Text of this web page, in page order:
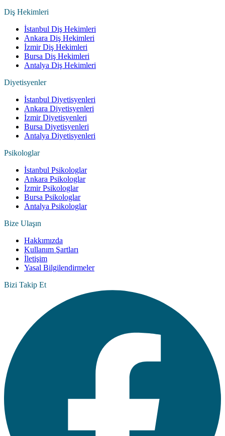
Diş Hekimleri
İstanbul Diş Hekimleri
Ankara Diş Hekimleri
İzmir Diş Hekimleri
Bursa Diş Hekimleri
Antalya Diş Hekimleri
Diyetisyenler
İstanbul Diyetisyenleri
Ankara Diyetisyenleri
İzmir Diyetisyenleri
Bursa Diyetisyenleri
Antalya Diyetisyenleri
Psikologlar
İstanbul Psikologlar
Ankara Psikologlar
İzmir Psikologlar
Bursa Psikologlar
Antalya Psikologlar
Bize Ulaşın
Hakkımızda
Kullanım Şartları
İletişim
Yasal Bilgilendirmeler
Bizi Takip Et